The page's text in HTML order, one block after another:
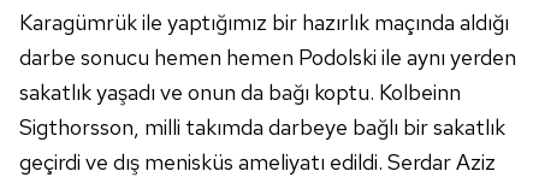
Karagümrük ile yaptığımız bir hazırlık maçında aldığı
darbe sonucu hemen hemen Podolski ile aynı yerden
sakatlık yaşadı ve onun da bağı koptu. Kolbeinn
Sigthorsson, milli takımda darbeye bağlı bir sakatlık
geçirdi ve dış menisküs ameliyatı edildi. Serdar Aziz